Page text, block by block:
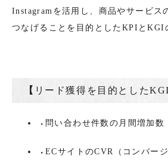
Instagramを活用し、商品やサービス
つなげることを目的としたKPIとKGI
【 リード獲得を目的としたKGI
問い合わせ件数の月間増加数
ECサイトのCVR（コンバー